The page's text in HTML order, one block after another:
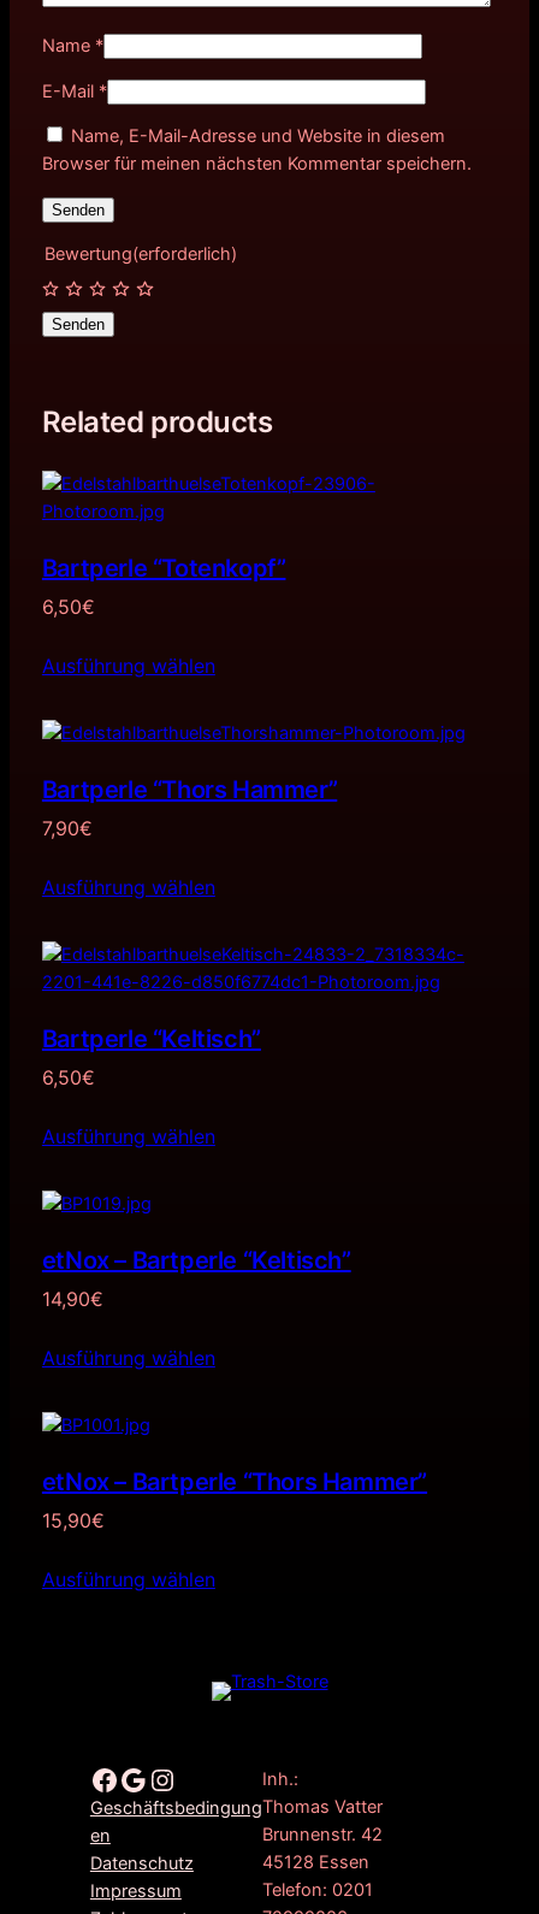
Name *
E-Mail *
Name, E-Mail-Adresse und Website in diesem
Browser für meinen nächsten Kommentar speichern.
Bewertung(erforderlich)
Senden
Related products
Bartperle “Totenkopf”
6,50€
Ausführung wählen
Bartperle “Thors Hammer”
7,90€
Ausführung wählen
Bartperle “Keltisch”
6,50€
Ausführung wählen
etNox – Bartperle “Keltisch”
14,90€
Ausführung wählen
etNox – Bartperle “Thors Hammer”
15,90€
Ausführung wählen
Facebook Google Instagram
Geschäftsbedingung
en
Datenschutz
Impressum
Inh.:
Thomas Vatter
Brunnenstr. 42
45128 Essen
Telefon: 0201